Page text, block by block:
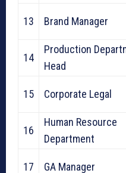
13 Brand Manager
14
Production
Head
15 Corporate Legal
16
Human Resource
Department
17 GA Manager